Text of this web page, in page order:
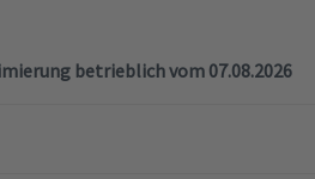
betrieblich vom 07.08.2026